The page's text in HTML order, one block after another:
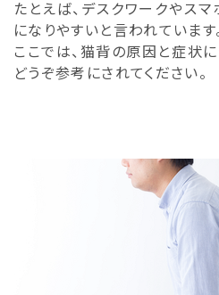
たとえば、デスクワークやス
になりやすいと言われています
ここでは、猫背の原因と症状
どうぞ参考にされてください。